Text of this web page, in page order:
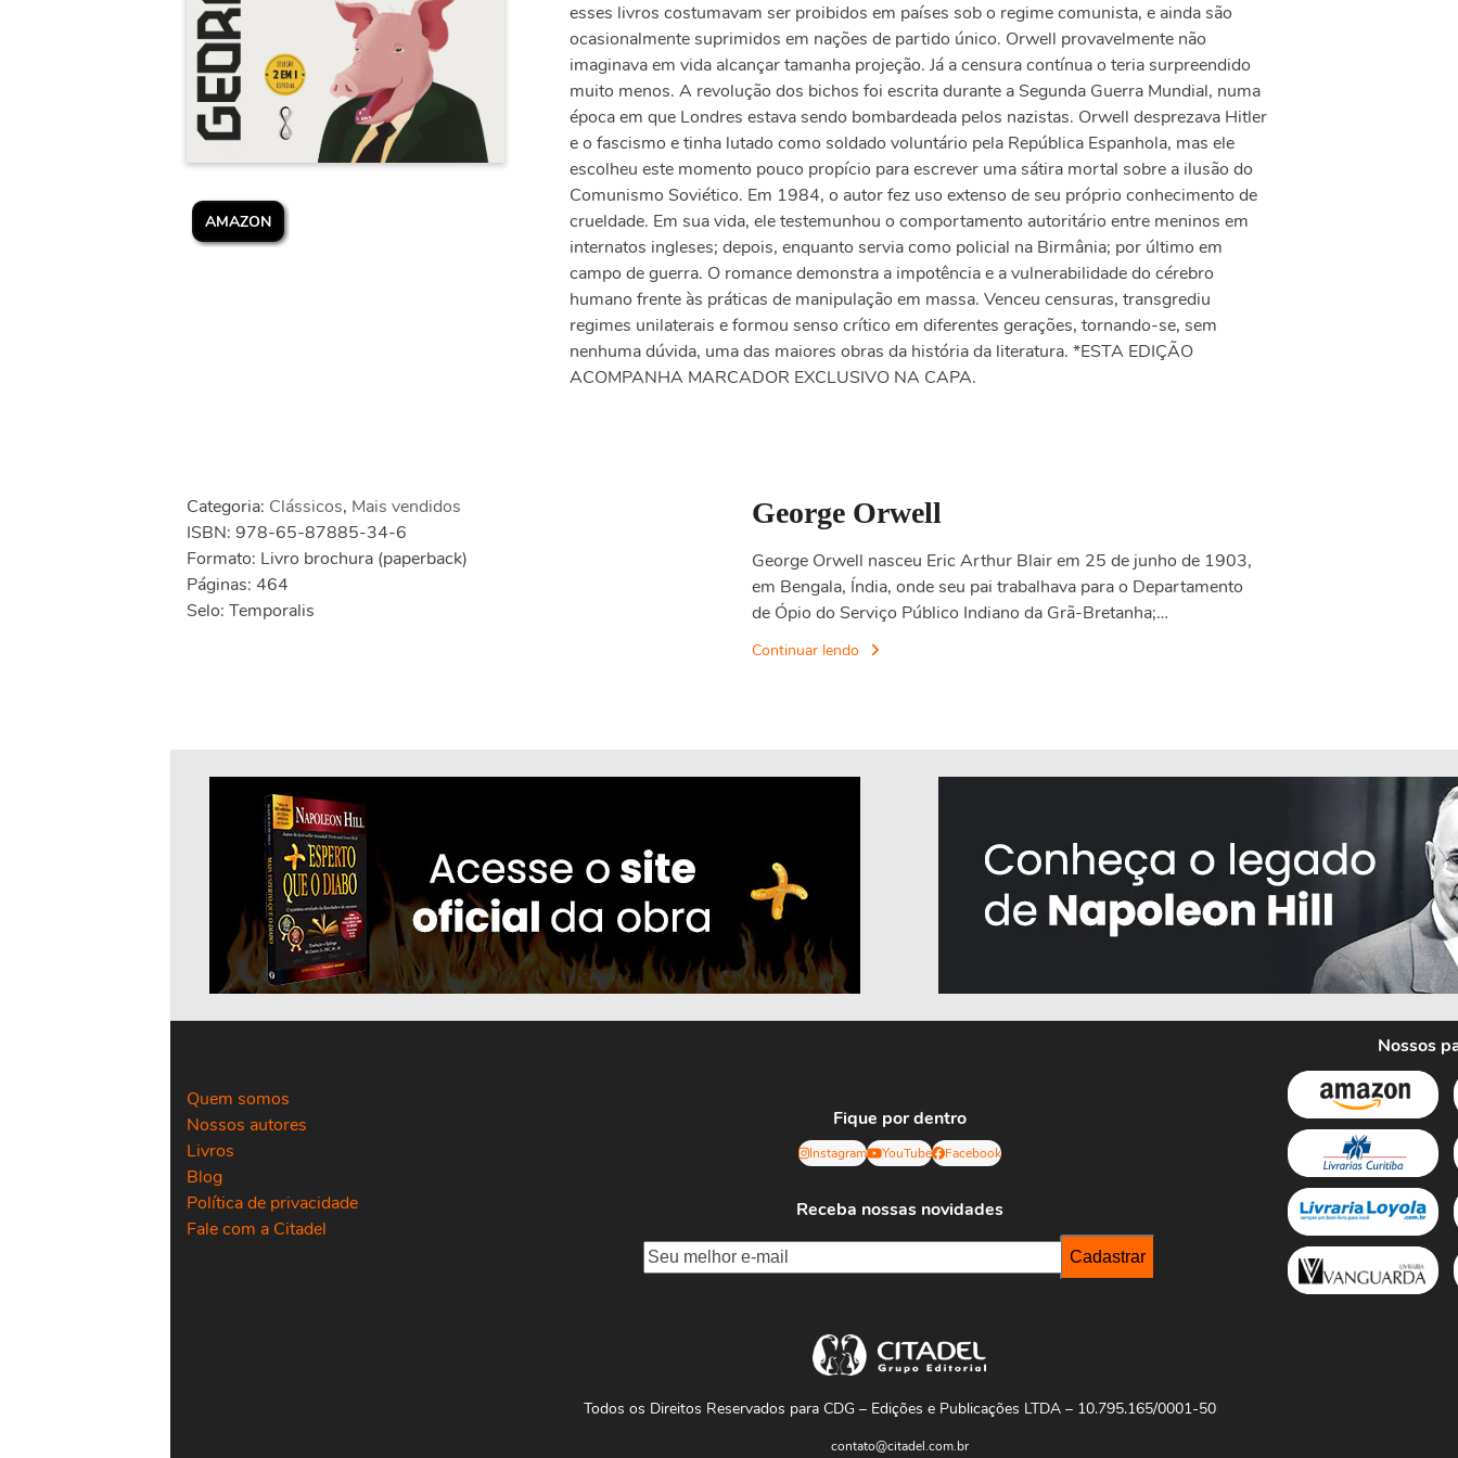
AMAZON
esses livros costumavam ser proibidos em países sob o regime comunista, e ainda são
ocasionalmente suprimidos em nações de partido único. Orwell provavelmente não
imaginava em vida alcançar tamanha projeção. Já a censura contínua o teria surpreendido
muito menos. A revolução dos bichos foi escrita durante a Segunda Guerra Mundial, numa
época em que Londres estava sendo bombardeada pelos nazistas. Orwell desprezava Hitler
e o fascismo e tinha lutado como soldado voluntário pela República Espanhola, mas ele
escolheu este momento pouco propício para escrever uma sátira mortal sobre a ilusão do
Comunismo Soviético. Em 1984, o autor fez uso extenso de seu próprio conhecimento de
crueldade. Em sua vida, ele testemunhou o comportamento autoritário entre meninos em
internatos ingleses; depois, enquanto servia como policial na Birmânia; por último em
campo de guerra. O romance demonstra a impotência e a vulnerabilidade do cérebro
humano frente às práticas de manipulação em massa. Venceu censuras, transgrediu
regimes unilaterais e formou senso crítico em diferentes gerações, tornando-se, sem
nenhuma dúvida, uma das maiores obras da história da literatura. *ESTA EDIÇÃO
ACOMPANHA MARCADOR EXCLUSIVO NA CAPA.
Categoria: Clássicos, Mais vendidos
ISBN: 978-65-87885-34-6
Formato: Livro brochura (paperback)
Páginas: 464
Selo: Temporalis
George Orwell
George Orwell nasceu Eric Arthur Blair em 25 de junho de 1903,
em Bengala, Índia, onde seu pai trabalhava para o Departamento
de Ópio do Serviço Público Indiano da Grã-Bretanha;…
Continuar lendo
Quem somos
Nossos autores
Livros
Blog
Política de privacidade
Fale com a Citadel
Fique por dentro
Instagram YouTube Facebook
Receba nossas novidades
Nossos
Todos os Direitos Reservados para CDG – Edições e Publicações LTDA – 10.795.165/0001-50
contato@citadel.com.br